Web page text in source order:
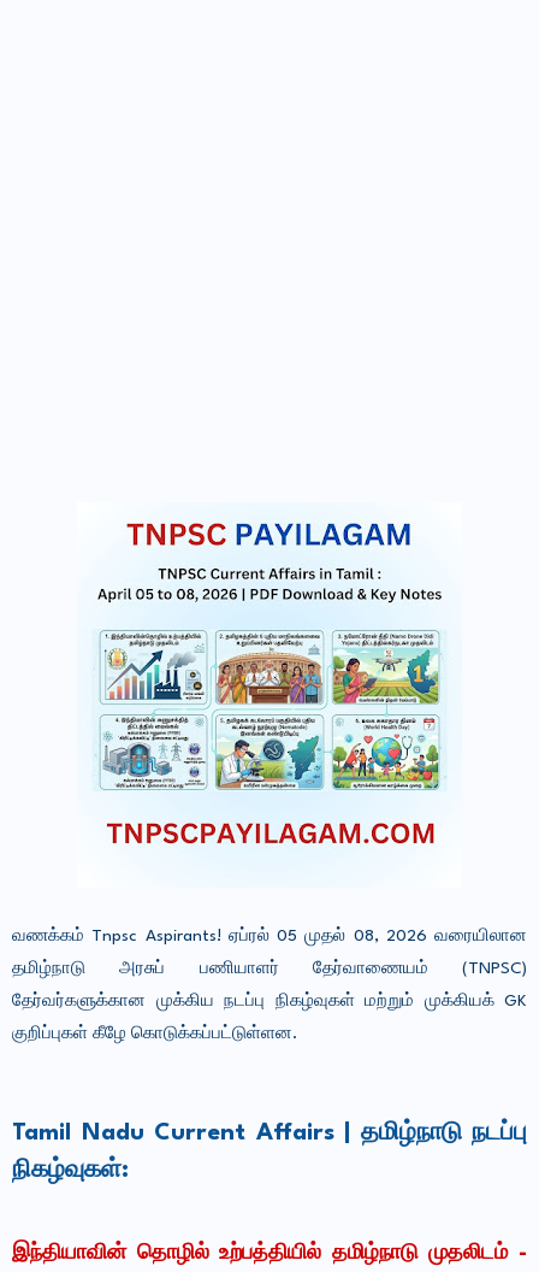
வணக்கம் Tnpsc Aspirants! ஏப்ரல் 05 முதல் 08, 2026 வரையிலான
தமிழ்நாடு அரசுப் பணியாளர் தேர்வாணையம் (TNPSC)
தேர்வர்களுக்கான முக்கிய நடப்பு நிகழ்வுகள் மற்றும் முக்கியக் GK
குறிப்புகள் கீழே கொடுக்கப்பட்டுள்ளன.
Tamil Nadu Current Affairs | தமிழ்நாடு நடப்பு
நிகழ்வுகள்:
இந்தியாவின் தொழில் உற்பத்தியில் தமிழ்நாடு முதலிடம் -